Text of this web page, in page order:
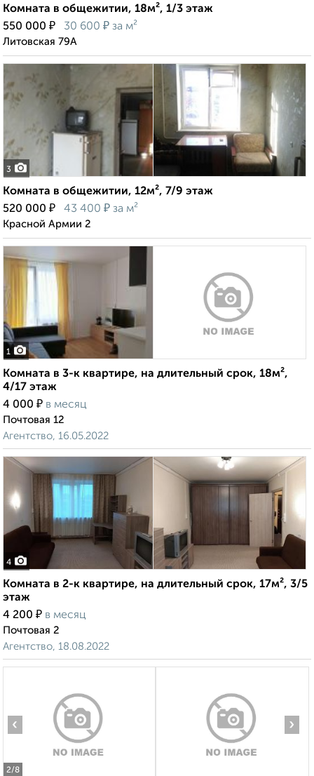
Комната в общежитии, 18м², 1/3 этаж
550 000 ₽ 30 600 ₽ за м²
Литовская 79А
3
Комната в общежитии, 12м², 7/9 этаж
520 000 ₽ 43 400 ₽ за м²
Красной Армии 2
1
Комната в 3-к квартире, на длительный срок, 18м²,
4/17 этаж
4 000 ₽ в месяц
Почтовая 12
Агентство, 16.05.2022
4
Комната в 2-к квартире, на длительный срок, 17м², 3/5
этаж
4 200 ₽ в месяц
Почтовая 2
Агентство, 18.08.2022
2/8
‹ ›